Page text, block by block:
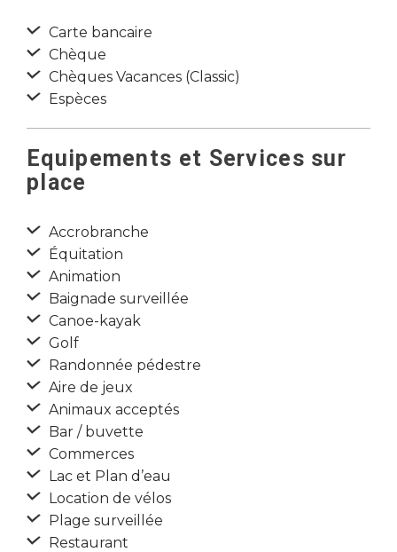
Carte bancaire
Chèque
Chèques Vacances (Classic)
Espèces
Equipements et Services sur
place
Accrobranche
Équitation
Animation
Baignade surveillée
Canoe-kayak
Golf
Randonnée pédestre
Aire de jeux
Animaux acceptés
Bar / buvette
Commerces
Lac et Plan d’eau
Location de vélos
Plage surveillée
Restaurant